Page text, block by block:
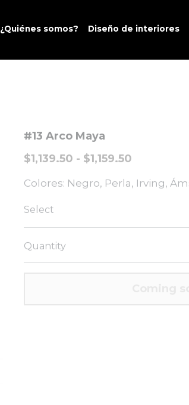
¿Quiénes somos? Diseño de interiores
#13 Arco Maya
$1,139.50 - $1,159.50
Colores: Negro, Perla, Irving,
Quantity